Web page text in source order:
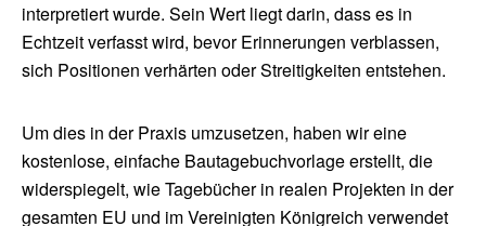
interpretiert wurde. Sein Wert liegt darin, dass es in
Echtzeit verfasst wird, bevor Erinnerungen verblassen,
sich Positionen verhärten oder Streitigkeiten entstehen.
Um dies in der Praxis umzusetzen, haben wir eine
kostenlose, einfache Bautagebuchvorlage erstellt, die
widerspiegelt, wie Tagebücher in realen Projekten in der
gesamten EU und im Vereinigten Königreich verwendet